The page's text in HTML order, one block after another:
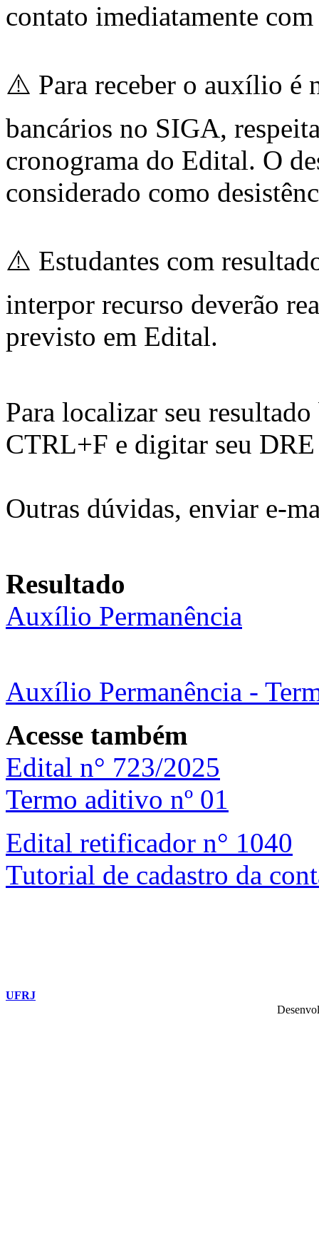
contato imediatamente
⚠️ Para receber o auxílio é
bancários no SIGA,
cronograma do Edital. O
considerado como
⚠️ Estudantes com
interpor recurso deverão
previsto em Edital.
Para localizar seu
CTRL+F e digitar seu
Outras dúvidas, enviar e-
Resultado
Auxílio Permanência
Auxílio Permanência -
Acesse também
Edital n° 723/2025
Termo aditivo nº 01
Edital retificador n° 1040
Tutorial de cadastro da
UFRJ